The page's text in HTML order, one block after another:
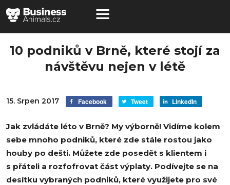
10 podniků v Brně, které stojí za
návštěvu nejen v létě
15. Srpen 2017 Facebook Tweet LinkedIn
Jak zvládáte léto v Brně? My výborně! Vidíme kolem
sebe mnoho podniků, které zde stále rostou jako
houby po dešti. Můžete zde posedět s klientem i
s přáteli a rozfofrovat část výplaty. Podívejte se na
desítku vybraných podniků, které využijete pro své